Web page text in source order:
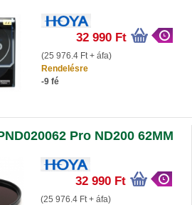
32 990 Ft
(25 976.4 Ft + áfa)
Rendelésre
-9 fé
Pro ND200 62MM
32 990 Ft
(25 976.4 Ft + áfa)